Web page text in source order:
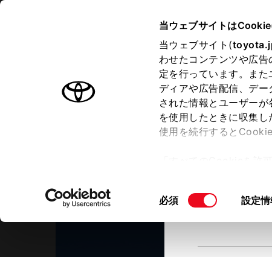
当ウェブサイトは
当ウェブサイト(
わせたコンテンツや広
定を行っています。ま
ディアや広告配信、デ
された情報とユーザー
を使用したときに収集
使用を続行すると
て」をご覧ください。
同
必須 設定情
オーナーサポート トピックス
現在地
該当す
北海道
東北
トヨタ認定中古車
トヨタ認定中古車の魅力 3つの買
宇都宮ゆいの杜店